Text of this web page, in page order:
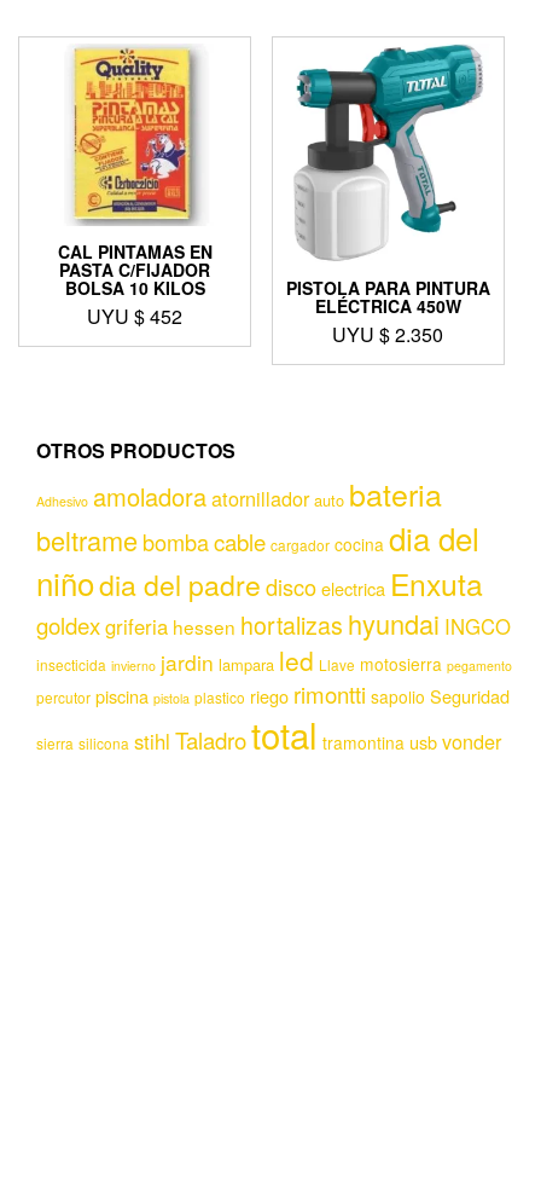
CAL PINTAMAS EN
PASTA C/FIJADOR
BOLSA 10 KILOS
UYU $452
PISTOLA PARA PINTURA
ELÉCTRICA 450W
UYU $2.350
OTROS PRODUCTOS
Adhesivo amoladoraatornillador auto bateria
beltramebombacable cargador cocina dia del
niñodia del padrediscoelectrica Enxuta
goldexgriferia hessen hortalizas hyundai INGCO
insecticida invierno jardin lampara led Llave motosierra pegamento
percutor piscina pistola plastico riego rimontti sapolio Seguridad
sierra silicona stihl Taladrototal tramontina usbvonder